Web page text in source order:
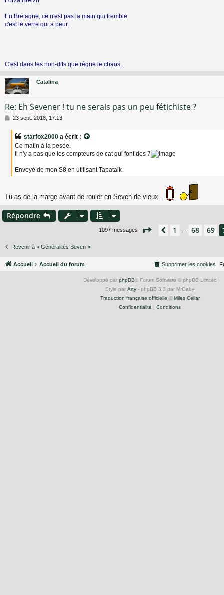
e
En Bretagne, ce n'est pas la main qui tremble
c'est le verre qui a peur.
C'est dans les non-dits que règne le chaos.
Catalina
Re: Eh Sevener ! tu ne serais pas un peu fétichiste ?
M
23 sept. 2018, 17:13
starfox2000 a écrit :
Ce matin à la pesée.
Il n'y a pas que les compteurs de cat qui font des 7
Envoyé de mon S8 en utilisant Tapatalk
Tu as de la marge avant de rouler en Seven de vieux...
Répondre
1097 messages Page 70 sur74
Précédent
1 68 69
Revenir à « Généralités Seven »
Accueil Accueil du forum Supprimer les cookies
Développé par phpBB® Forum Software © phpBB Limited
Style par Arty - phpBB 3.3 par MrGaby
Traduction française officielle © Miles Cellar
Confidentialité | Conditions